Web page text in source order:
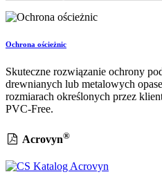
Ochrona ościeżnic
Skuteczne rozwiązanie ochrony
drewnianych lub metalowych
rozmiarach określonych przez
PVC-Free.
Acrovyn®